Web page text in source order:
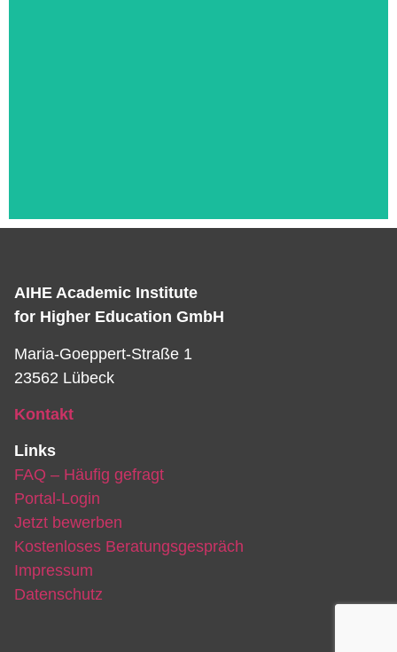
Das ist die Überschrift
Lorem ipsum dolor sit amet consectetur
adipiscing elit dolor
AIHE Academic Institute
for Higher Education GmbH
Maria-Goeppert-Straße 1
23562 Lübeck
Kontakt
Links
FAQ – Häufig gefragt
Portal-Login
Jetzt bewerben
Kostenloses Beratungsgespräch
Impressum
Datenschutz